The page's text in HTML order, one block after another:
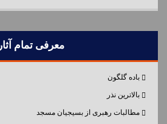
معرفی تمام آثار
باده گلگون
بالاترین نذر
مطالبات رهبری از بسیجیان مسجد